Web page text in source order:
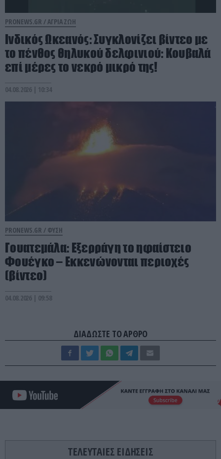
PRONEWS.GR / ΑΓΡΙΑ ΖΩΗ
Ινδικός Ωκεανός: Συγκλονίζει βίντεο με
το πένθος θηλυκού δελφινιού: Κουβαλά
επί μέρες το νεκρό μικρό της!
04.08.2026 | 10:34
PRONEWS.GR / ΦΥΣΗ
Γουατεμάλα: Εξερράγη το ηφαίστειο
Φουέγκο – Εκκενώνονται περιοχές
(βίντεο)
04.08.2026 | 09:58
ΔΙΑΔΩΣΤΕ ΤΟ ΑΡΘΡΟ
ΤΕΛΕΥΤΑΙΕΣ ΕΙΔΗΣΕΙΣ